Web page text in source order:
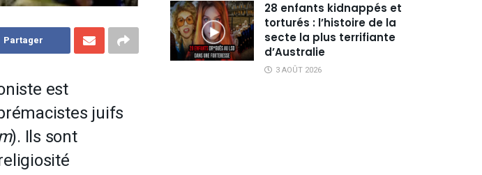
Partager
est
juifs
). Ils sont
28 enfants kidnappés et
torturés : l’histoire de la
secte la plus terrifiante
d’Australie
3 AOÛT 2026